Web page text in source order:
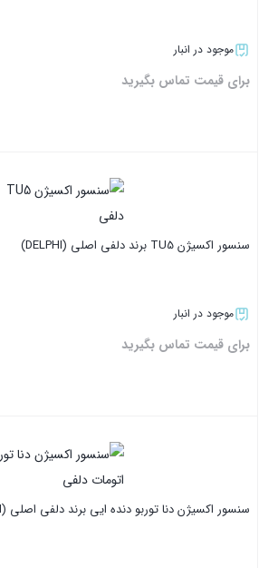
موجود در انبار
برای قیمت تماس بگیرید
سنسور اکسیژن TU5 برند دلفی اصلی (DELPHI)
موجود در انبار
برای قیمت تماس بگیرید
سنسور اکسیژن دنا توربو دنده ایی برند دلفی اصلی (DELPHI)